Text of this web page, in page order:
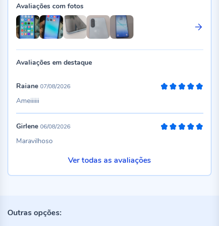
Avaliações com fotos
Avaliações em destaque
Raiane 07/08/2026
Ameiiiiii
Girlene 06/08/2026
Maravilhoso
Ver todas as avaliações
Outras opções: